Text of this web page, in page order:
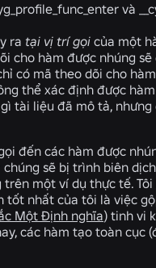
và
ra tại vị trí gọi của một
cho hàm được nhúng
có mã theo dõi cho
thể xác định được
tài liệu đã mô tả,
đến các hàm được
sẽ bị trình biên
một ví dụ thực tế.
tốt nhất của tôi là việc
Một Định nghĩa) tinh vi
các hàm tạo toàn cục